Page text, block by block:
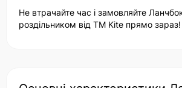
Не втрачайте час і замовляйте
роздільником від TM Kite прямо зараз!